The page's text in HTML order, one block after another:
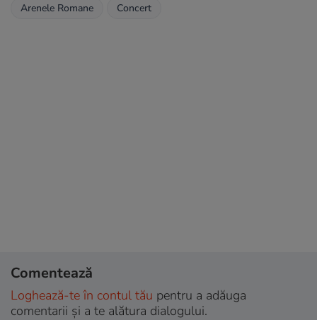
Arenele Romane Concert
Comentează
Loghează-te în contul tău pentru a adăuga
comentarii și a te alătura dialogului.